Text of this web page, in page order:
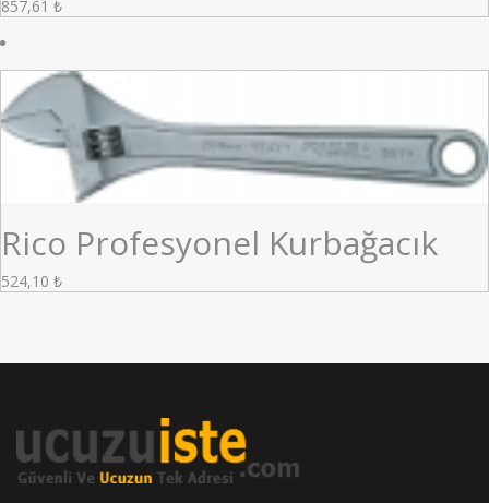
857,61 ₺
Rico Profesyonel Kurbağacık
524,10 ₺